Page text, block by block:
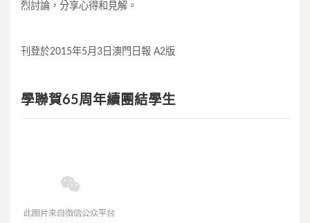
烈討論，分享心得和見解。
刊登於2015年5月3日澳門日報 A2版
學聯賀65周年續團結學生